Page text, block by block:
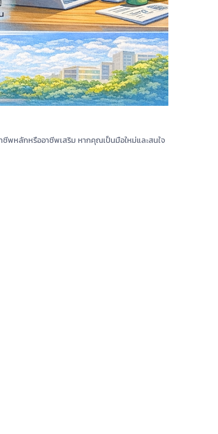
ชีพหลักหรืออาชีพเสริม หากคุณเป็นมือใหม่และสนใจ